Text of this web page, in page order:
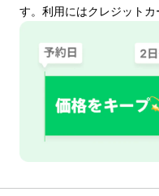
す。利用にはクレジットカ